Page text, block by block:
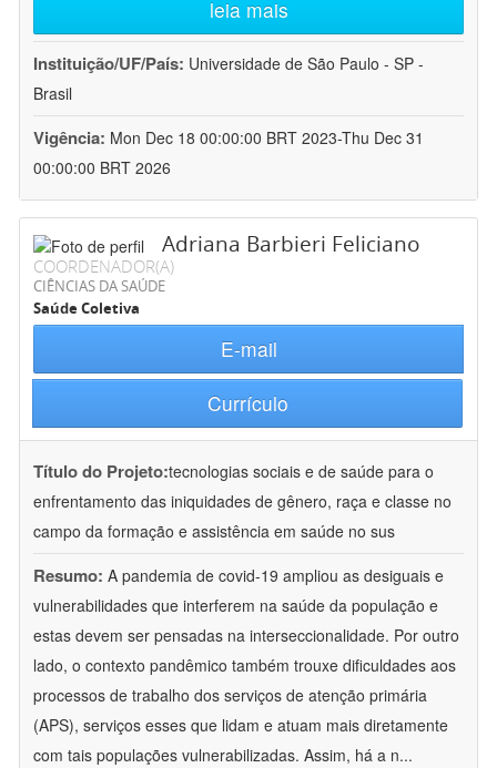
leia mais
Instituição/UF/País: Universidade de São Paulo - SP -
Brasil
Vigência: Mon Dec 18 00:00:00 BRT 2023-Thu Dec 31
00:00:00 BRT 2026
Adriana Barbieri Feliciano
COORDENADOR(A)
CIÊNCIAS DA SAÚDE
Saúde Coletiva
E-mail
Currículo
Título do Projeto:tecnologias sociais e de saúde para o
enfrentamento das iniquidades de gênero, raça e classe no
campo da formação e assistência em saúde no sus
Resumo: A pandemia de covid-19 ampliou as desiguais e
vulnerabilidades que interferem na saúde da população e
estas devem ser pensadas na interseccionalidade. Por outro
lado, o contexto pandêmico também trouxe dificuldades aos
processos de trabalho dos serviços de atenção primária
(APS), serviços esses que lidam e atuam mais diretamente
com tais populações vulnerabilizadas. Assim, há a n...